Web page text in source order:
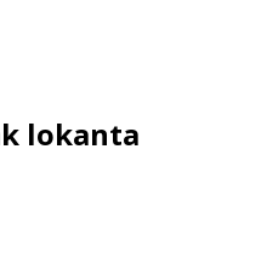
lokanta